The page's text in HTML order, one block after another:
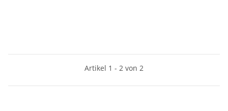
Artikel 1 - 2 von 2